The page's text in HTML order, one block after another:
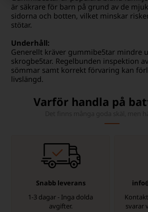
är säkrare för barn på grund av de
sidorna och botten, vilket minskar
stötar.
Underhåll:
Generellt kräver gummibe5tar mindre
skrogbe5tar. Regelbunden inspektion
sömmar samt korrekt förvaring kan
livslängd.
Varför handla på
Snabb leverans
1-3 dagar - Inga dolda
avgifter.
svarar